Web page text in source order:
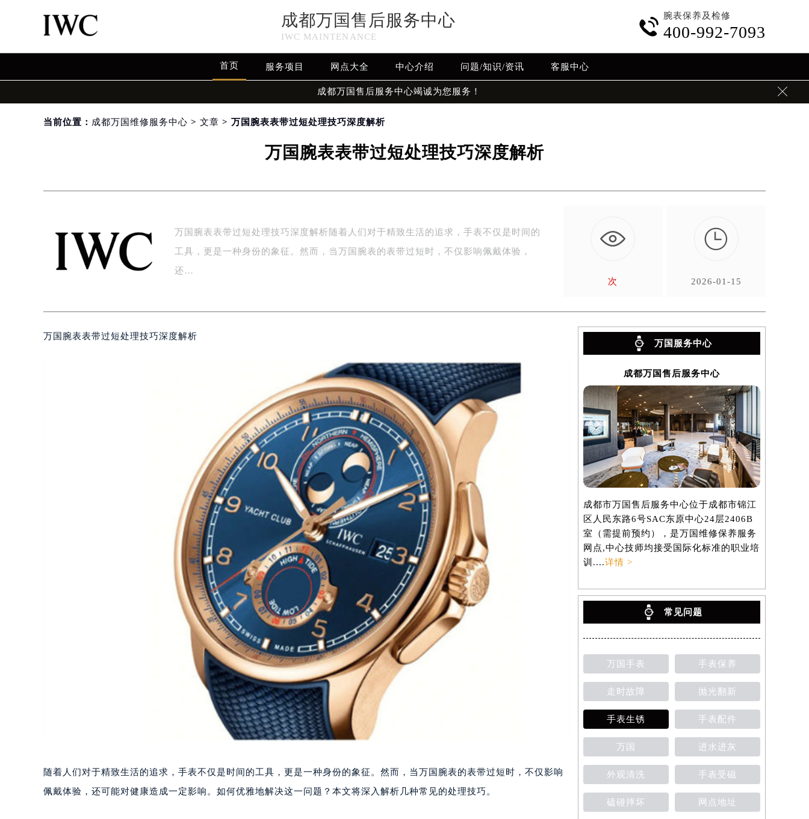
成都万国售后服务中心
IWC MAINTENANCE

腕表保养及检修
400-992-7093
首页 服务项目 网点大全 中心介绍 问题/知识/资讯 客服中心
成都万国售后服务中心竭诚为您服务！ 
当前位置： 成都万国维修服务中心 > 文章 > 万国腕表表带过短处理技巧深度解析
万国腕表表带过短处理技巧深度解析
万国腕表表带过短处理技巧深度解析随着人们对于精致生活的追求，手表不仅是时间的
工具，更是一种身份的象征。然而，当万国腕表的表带过短时，不仅影响佩戴体验，
还…
次

2026-01-15
万国腕表表带过短处理技巧深度解析
随着人们对于精致生活的追求，手表不仅是时间的工具，更是一种身份的象征。然而，当万国腕表的表带过短时，不仅影响
佩戴体验，还可能对健康造成一定影响。如何优雅地解决这一问题？本文将深入解析几种常见的处理技巧。
万国服务中心
成都万国售后服务中心
成都市万国售后服务中心位于成都市锦江
区人民东路6号SAC东原中心24层2406B
室（需提前预约），是万国维修保养服务
网点,中心技师均接受国际化标准的职业培
训....详情 >
常见问题
万国手表 手表保养
走时故障 抛光翻新
手表生锈 手表配件
万国 进水进灰
外观清洗 手表受磁
磕碰摔坏 网点地址